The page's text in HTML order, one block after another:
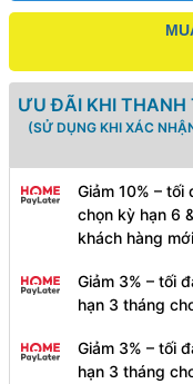
ƯU ĐÃI KHI THANH
(SỬ DỤNG KHI XÁC
Giảm 10% –
chọn kỳ hạn 6
khách hàng mới
Giảm 3% – tối
hạn 3 tháng
Giảm 3% – tối
hạn 3 tháng